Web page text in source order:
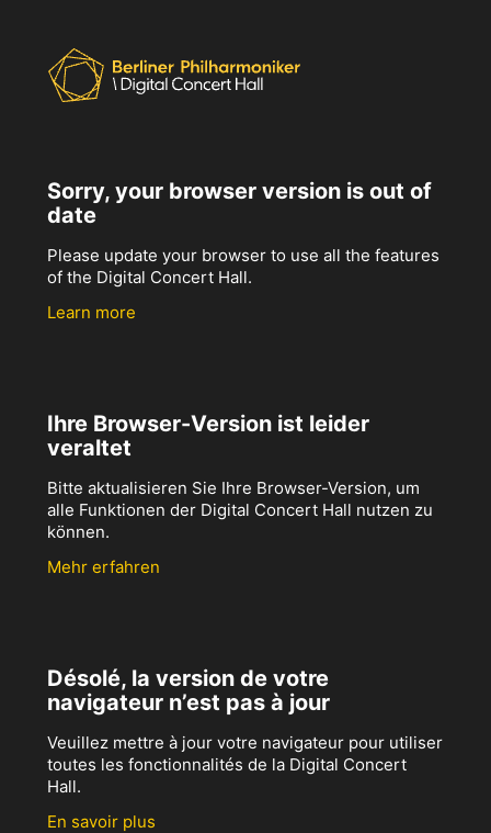
Sorry, your browser version is out of
date
Please update your browser to use all the features
of the Digital Concert Hall.
Learn more
Ihre Browser-Version ist leider
veraltet
Bitte aktualisieren Sie Ihre Browser-Version, um
alle Funktionen der Digital Concert Hall nutzen zu
können.
Mehr erfahren
Désolé, la version de votre
navigateur n’est pas à jour
Veuillez mettre à jour votre navigateur pour utiliser
toutes les fonctionnalités de la Digital Concert
Hall.
En savoir plus